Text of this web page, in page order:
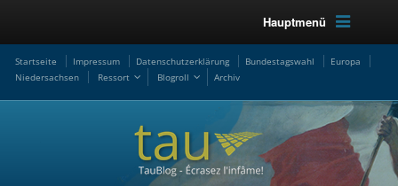
Hauptmenü
Startseite Impressum Datenschutzerklärung Bundestagswahl
Europa
Niedersachsen
Ressort Blogroll Archiv